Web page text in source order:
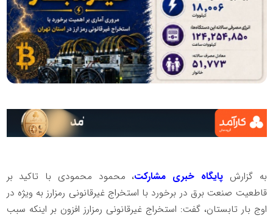
به گزارشپایگاه خبری مشارکت، محمود محمودی با تاکید بر
قاطعیت صنعت برق در برخورد با استخراج غیرقانونی رمزارز به ویژه در
اوج بار تابستان، گفت: استخراج غیرقانونی رمزارز افزون بر اینکه سبب